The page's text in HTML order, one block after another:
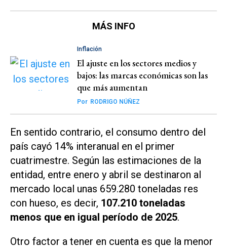
MÁS INFO
Inflación
El ajuste en los sectores medios y
bajos: las marcas económicas son las
que más aumentan
Por RODRIGO NÚÑEZ
En sentido contrario, el consumo dentro del
país cayó 14% interanual en el primer
cuatrimestre. Según las estimaciones de la
entidad, entre enero y abril se destinaron al
mercado local unas 659.280 toneladas res
con hueso, es decir, 107.210 toneladas
menos que en igual período de 2025.
Otro factor a tener en cuenta es que la menor